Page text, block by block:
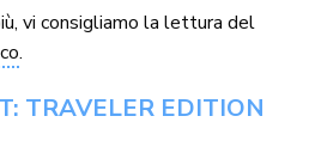
vi consigliamo la lettura del
.
TRAVELER EDITION